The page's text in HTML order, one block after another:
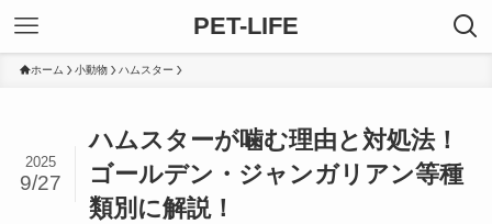
PET-LIFE
ホーム 小動物 ハムスター
ハムスターが噛む理由と対処法！
ゴールデン・ジャンガリアン等種
類別に解説！
2025
9/27